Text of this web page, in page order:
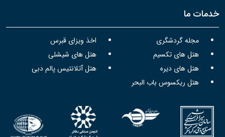
خدمات ما
مجله گردشگری
اخذ ویزای قبرس
هتل های تکسیم
هتل های شیشلی
هتل های دیره
هتل آتلانتیس پالم دبی
هتل ریکسوس باب البحر